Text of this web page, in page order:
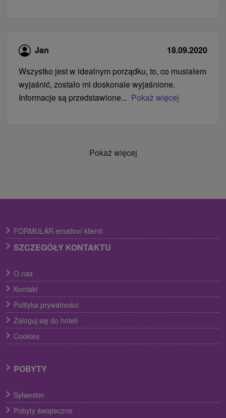
Jan
18.09.2020
Wszystko jest w idealnym porządku, to, co musiałem
wyjaśnić, zostało mi doskonale wyjaśnione.
Informacje są przedstawione... Pokaż więcej
Pokaż więcej
FORMULÁR emailoví klienti
SZCZEGÓŁY KONTAKTU
O nas
Kontakt
Polityka prywatności
Zaloguj się do hoteli
Cookies
POBYTY
Sylwester
Pobyty świąteczne